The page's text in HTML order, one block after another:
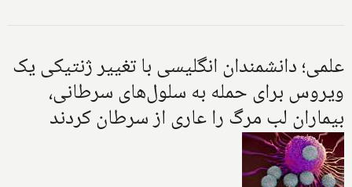
علمی؛ دانشمندان انگلیسی با تغییر ژنتیکی یک
ویروس برای حمله به سلول‌های سرطانی،
بیماران لب مرگ را عاری از سرطان کردند